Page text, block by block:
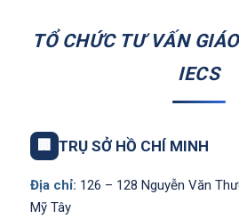
TỔ CHỨC TƯ VẤN
IECS
🏢 TRỤ SỞ HỒ CHÍ MINH
Địa chỉ: 126 – 128 Nguyễn Văn
Mỹ Tây